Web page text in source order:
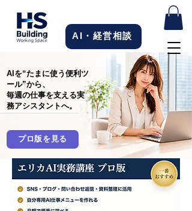
AI・経営相談
AIを“たまに使う便利ツ
ール”から、
毎週の仕事を支える実
務アシスタントへ。
プロ版を見る